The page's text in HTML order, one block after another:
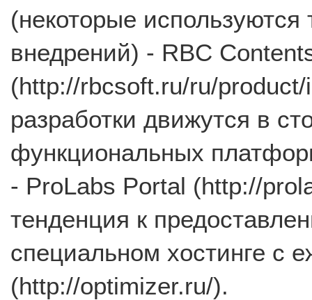
(некоторые
внедрений) - RBC
(http://rbcsoft.ru/ru/
разработки движутся в
функциональных
- ProLabs Portal (http://
тенденция к
специальном хостинге с
(http://optimizer.ru/).